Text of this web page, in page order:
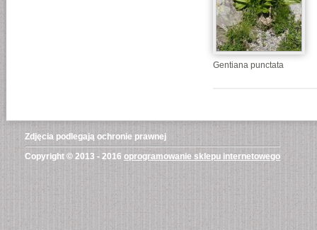
Gentiana punctata
Zdjęcia podlegają ochronie prawnej
Copyright © 2013 - 2016 oprogramowanie sklepu internetowego